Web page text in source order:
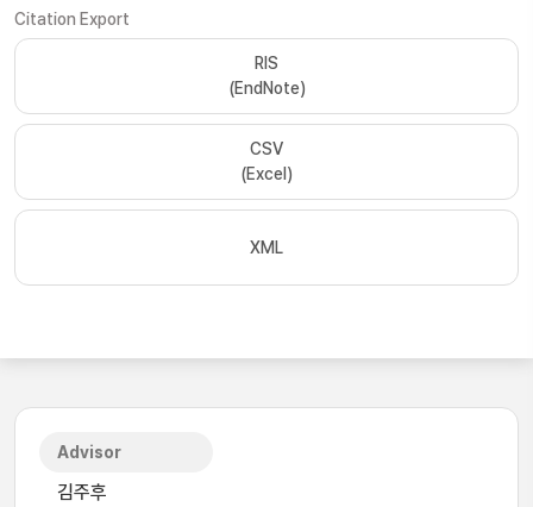
Citation Export
RIS
(EndNote)
CSV
(Excel)
XML
Advisor
김주후